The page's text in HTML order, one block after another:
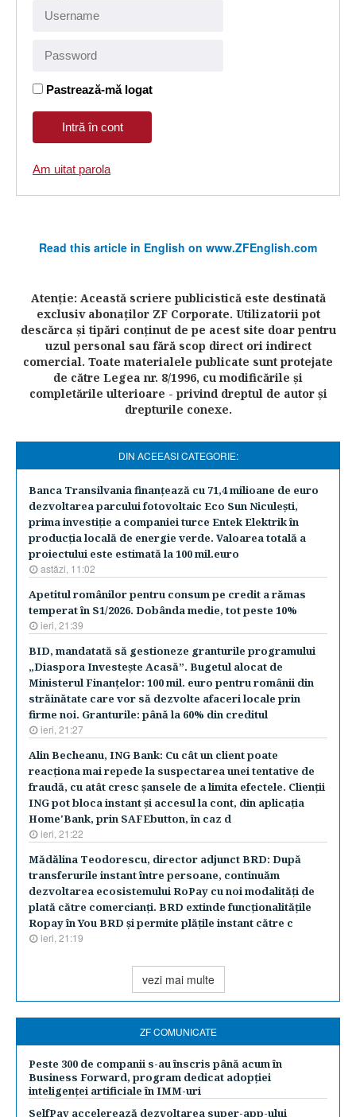
Pastrează-mă logat
Am uitat parola
Read this article in English on www.ZFEnglish.com
Atenţie: Această scriere publicistică este destinată
exclusiv abonaţilor ZF Corporate. Utilizatorii pot
descărca şi tipări conţinut de pe acest site doar pentru
uzul personal sau fără scop direct ori indirect
comercial. Toate materialele publicate sunt protejate
de către Legea nr. 8/1996, cu modificările şi
completările ulterioare - privind dreptul de autor şi
drepturile conexe.
DIN ACEEASI CATEGORIE:
Banca Transilvania finanţează cu 71,4 milioane de euro
dezvoltarea parcului fotovoltaic Eco Sun Niculeşti,
prima investiţie a companiei turce Entek Elektrik în
producţia locală de energie verde. Valoarea totală a
proiectului este estimată la 100 mil.euro
astăzi, 11:02
Apetitul românilor pentru consum pe credit a rămas
temperat în S1/2026. Dobânda medie, tot peste 10%
ieri, 21:39
BID, mandatată să gestioneze granturile programului
„Diaspora Investeşte Acasă”. Bugetul alocat de
Ministerul Finanţelor: 100 mil. euro pentru românii din
străinătate care vor să dezvolte afaceri locale prin
firme noi. Granturile: până la 60% din creditul
ieri, 21:27
Alin Becheanu, ING Bank: Cu cât un client poate
reacţiona mai repede la suspectarea unei tentative de
fraudă, cu atât cresc şansele de a limita efectele. Clienţii
ING pot bloca instant şi accesul la cont, din aplicaţia
Home'Bank, prin SAFEbutton, în caz d
ieri, 21:22
Mădălina Teodorescu, director adjunct BRD: După
transferurile instant între persoane, continuăm
dezvoltarea ecosistemului RoPay cu noi modalităţi de
plată către comercianţi. BRD extinde funcţionalităţile
Ropay în You BRD şi permite plăţile instant către c
ieri, 21:19
vezi mai multe
ZF COMUNICATE
Peste 300 de companii s-au înscris până acum în
Business Forward, program dedicat adopției
inteligenței artificiale în IMM-uri
SelfPay accelerează dezvoltarea super-app-ului